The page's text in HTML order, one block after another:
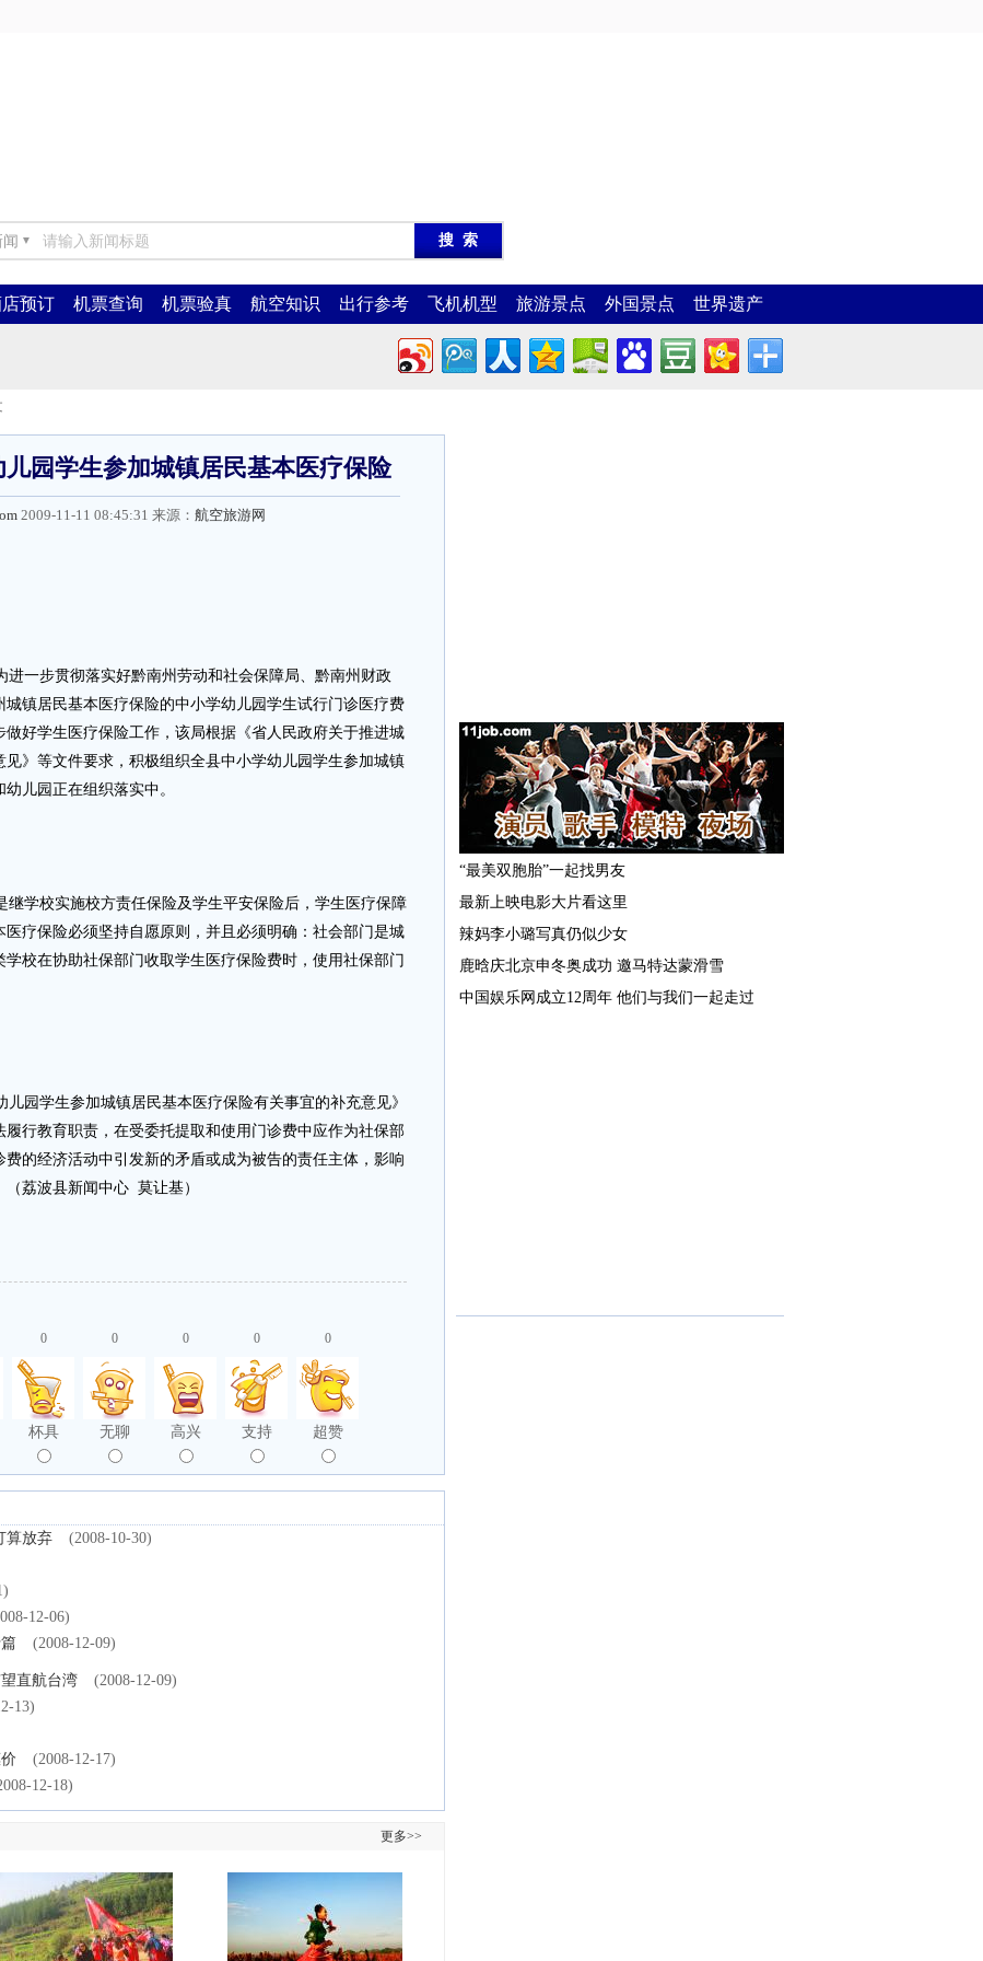
闻 ▼
预订 机票查询 机票验真 航空知识 出行参考 飞机机型 旅游景点 外国景点 世界遗产
园学生参加城镇居民基本医疗保险
2009-11-11 08:45:31 来源： 航空旅游网
一步贯彻落实好黔南州劳动和社会保障局、黔南州财政
镇居民基本医疗保险的中小学幼儿园学生试行门诊医疗费
好学生医疗保险工作，该局根据《省人民政府关于推进城
》等文件要求，积极组织全县中小学幼儿园学生参加城镇
儿园正在组织落实中。
学校实施校方责任保险及学生平安保险后，学生医疗保障
疗保险必须坚持自愿原则，并且必须明确：社会部门是城
校在协助社保部门收取学生医疗保险费时，使用社保部门
园学生参加城镇居民基本医疗保险有关事宜的补充意见》
行教育职责，在受委托提取和使用门诊费中应作为社保部
的经济活动中引发新的矛盾或成为被告的责任主体，影响
荔波县新闻中心 莫让基）
0
杯具
0
无聊
0
高兴
0
支持
0
超赞
算放弃
(2008-10-30)
12-06)
(2008-12-09)
直航台湾
(2008-12-09)
13)
(2008-12-17)
12-18)
更多>>